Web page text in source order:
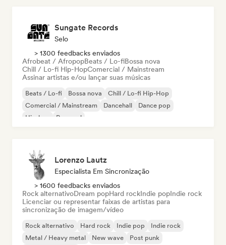
Sungate Records
Selo
> 1300 feedbacks enviados
Afrobeat / AfropopBeats / Lo-fiBossa nova
Chill / Lo-fi Hip-HopComercial / Mainstream
Assinar artistas e/ou lançar suas músicas
Beats / Lo-fi Bossa nova
Chill / Lo-fi Hip-Hop
Comercial / Mainstream
Dancehall
Dance pop
Hip-hop
Pop soul
Lorenzo Lautz
Especialista Em Sincronização
> 1600 feedbacks enviados
Rock alternativoDream popHard rockIndie popIndie rock
Licenciar ou representar faixas de artistas para
sincronização de imagem/vídeo
Rock alternativo Hard rock Indie pop
Indie rock
Metal / Heavy metal
New wave
Post punk